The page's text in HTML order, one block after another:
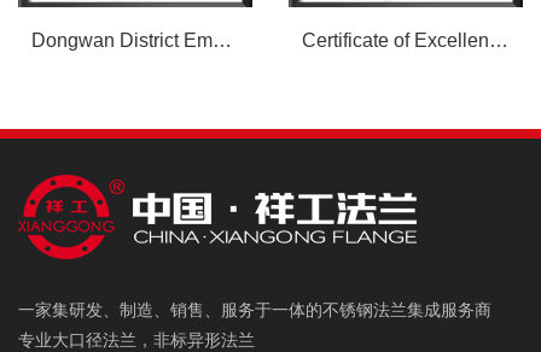
Dongwan District Emergency and Safety Production Association Member Unit Certificate of Excellent Supplier
一家集研发、制造、销售、服务于一体的不锈钢法兰集成服务商
专业大口径法兰，非标异形法兰